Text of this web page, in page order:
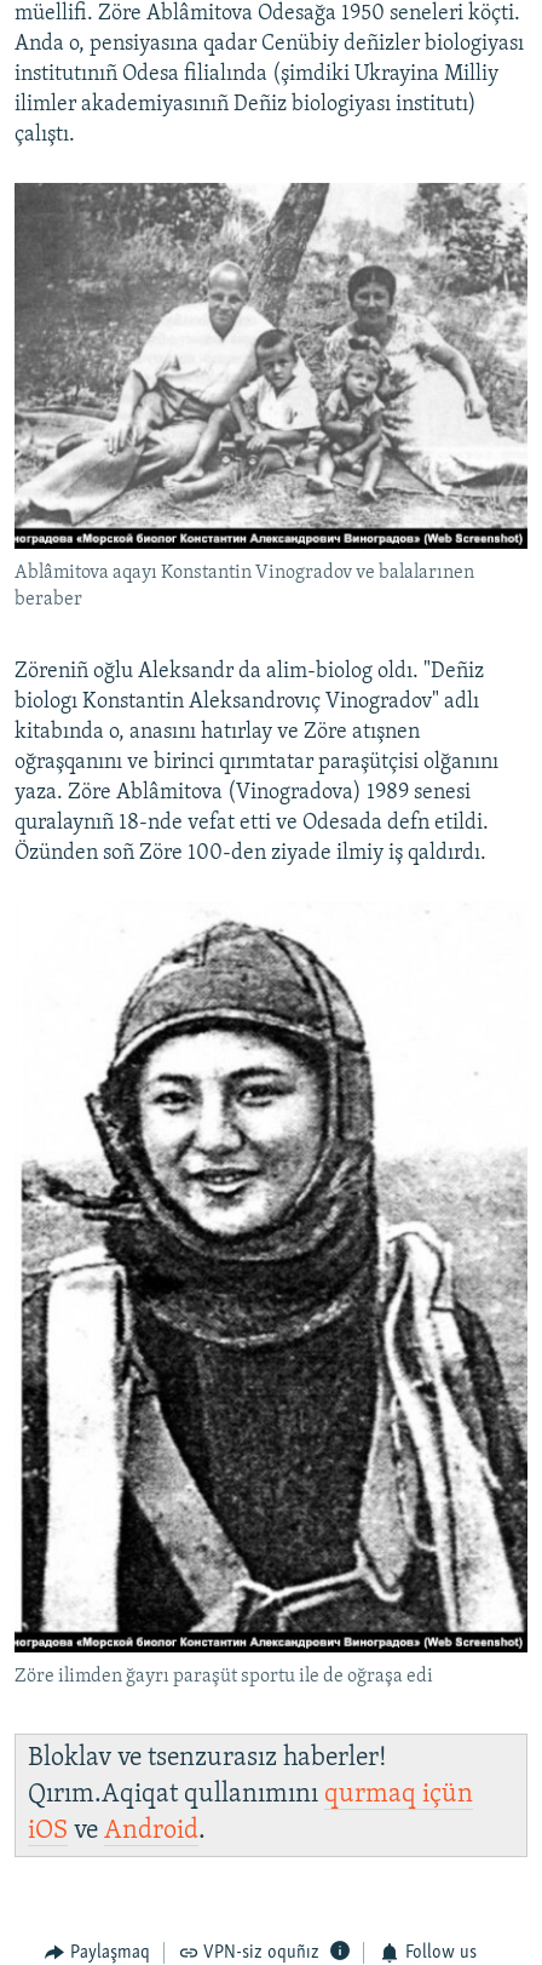
müellifi. Zöre Ablâmitova Odesağa 1950 seneleri köçti.
Anda o, pensiyasına qadar Cenübiy deñizler biologiyası
institutınıñ Odesa filialında (şimdiki Ukrayina Milliy
ilimler akademiyasınıñ Deñiz biologiyası institutı)
çalıştı.
Ablâmitova aqayı Konstantin Vinogradov ve balalarınen
beraber
Zöreniñ oğlu Aleksandr da alim-biolog oldı. "Deñiz
biologı Konstantin Aleksandrovıç Vinogradov" adlı
kitabında o, anasını hatırlay ve Zöre atışnen
oğraşqanını ve birinci qırımtatar paraşütçisi olğanını
yaza. Zöre Ablâmitova (Vinogradova) 1989 senesi
quralaynıñ 18-nde vefat etti ve Odesada defn etildi.
Özünden soñ Zöre 100-den ziyade ilmiy iş qaldırdı.
Zöre ilimden ğayrı paraşüt sportu ile de oğraşa edi
Bloklav ve tsenzurasız haberler!
Qırım.Aqiqat qullanımını qurmaq içün
iOS ve Android.
Paylaşmaq VPN-siz oquñız Follow us